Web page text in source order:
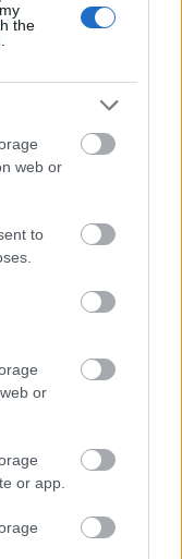
the
web or
to
or
or app.
a kognitív